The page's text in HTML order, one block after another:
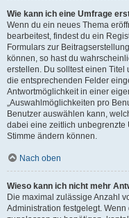
Wie kann ich eine Umfrage
Wenn du ein neues Thema
bearbeitest, findest du ein
Formulars zur
können, so hast du
erstellen. Du solltest einen Titel
die entsprechenden Felder
Antwortmöglichkeit in einer
„Auswahlmöglichkeiten pro
Benutzer auswählen kann,
dabei eine zeitlich unbegrenzte
Stimme ändern können.
Nach oben
Wieso kann ich nicht mehr
Die maximal zulässige Anzahl
Administration festgelegt.